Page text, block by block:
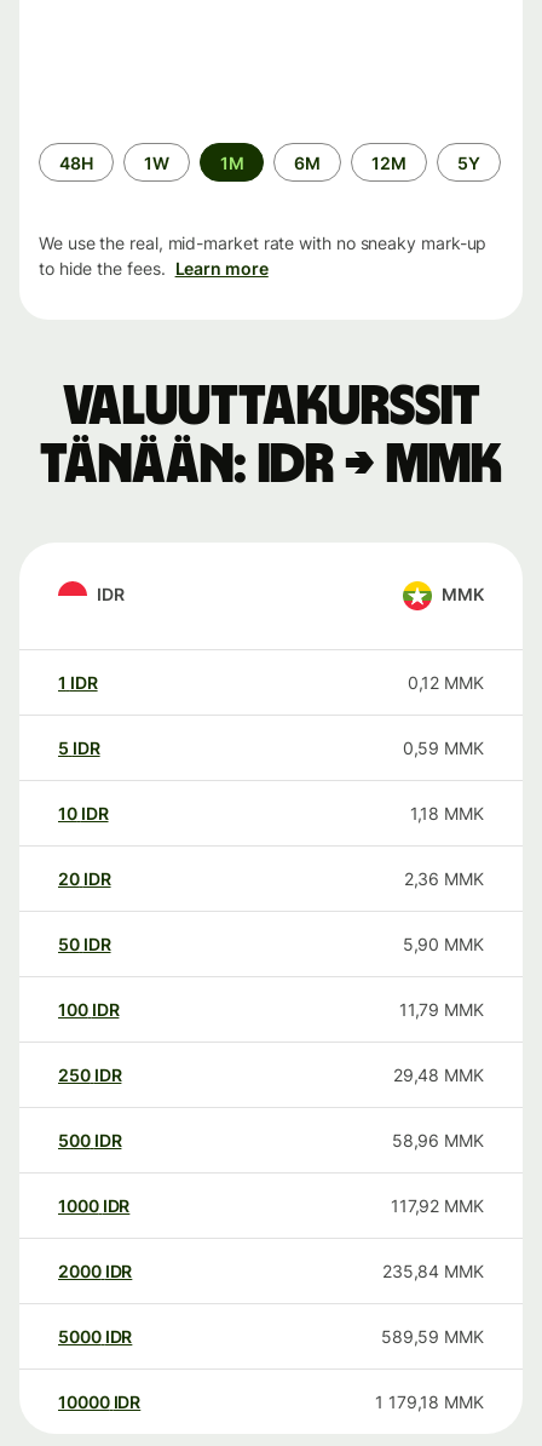
Time
period
48H 1W 1M 6M 12M 5Y
We use the real, mid-market rate with no sneaky mark-up
to hide the fees. Learn more
Valuuttakurssit
tänään: IDR → MMK
IDR MMK
1 IDR 0,12 MMK
5 IDR 0,59 MMK
10 IDR 1,18 MMK
20 IDR 2,36 MMK
50 IDR 5,90 MMK
100 IDR 11,79 MMK
250 IDR 29,48 MMK
500 IDR 58,96 MMK
1000 IDR 117,92 MMK
2000 IDR 235,84 MMK
5000 IDR 589,59 MMK
10000 IDR 1 179,18 MMK